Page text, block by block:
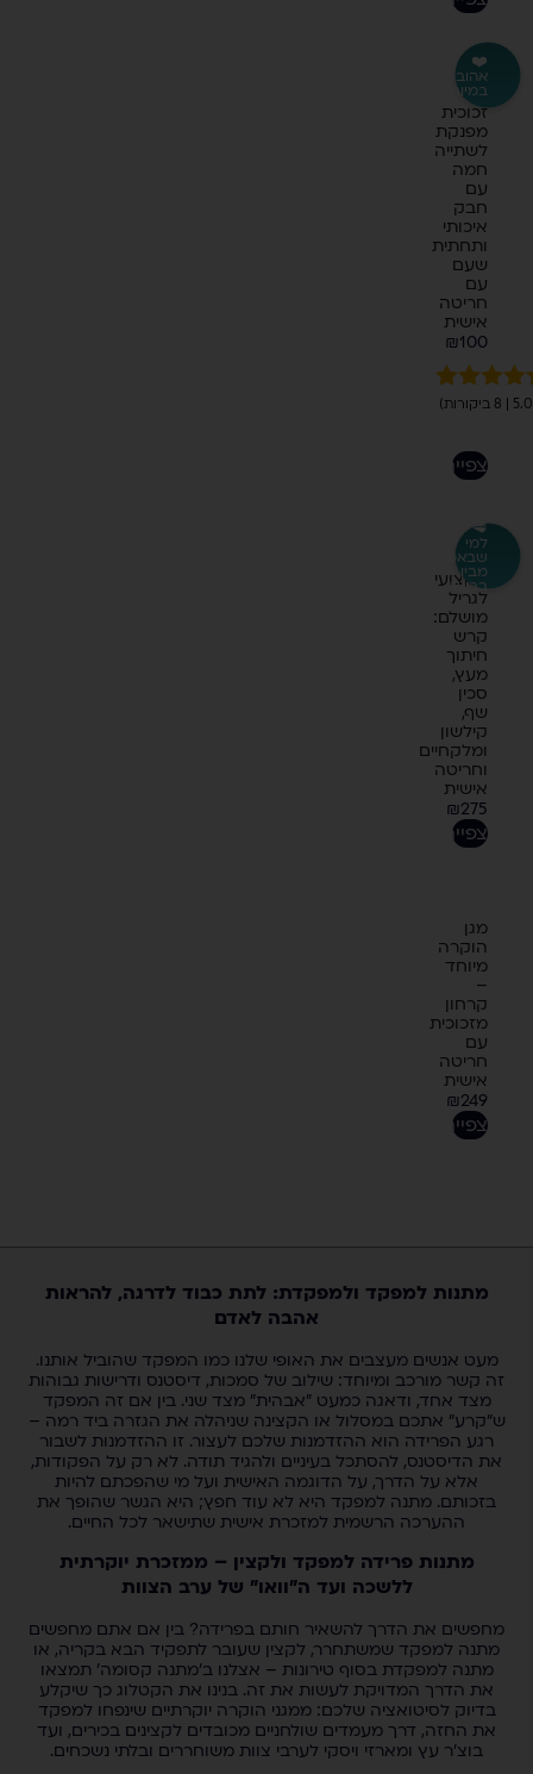
❤️
אהוב
במיוחד
כוס
זכוכית
מפנקת
לשתייה
חמה
עם
חבק
איכותי
ותחתית
שעם
עם
חריטה
אישית
₪100
5.00
מבוסס על
של
לצפייה
🥩
למי
שבאמת
מבין
בבשר
סט
מקצועי
לגריל
מושלם:
קרש
חיתוך
מעץ,
סכין
שף,
קילשון
ומלקחיים
וחריטה
אישית
₪275
לצפייה
מגן
הוקרה
מיוחד
–
קרחון
מזכוכית
עם
חריטה
אישית
₪249
לצפייה
מתנות למפקד ולמפקדת: לתת כבוד לדרגה, להראות
אהבה לאדם
מעט אנשים מעצבים את האופי שלנו כמו המפקד שהוביל אותנו.
זה קשר מורכב ומיוחד: שילוב של סמכות, דיסטנס ודרישות גבוהות
מצד אחד, ודאגה כמעט "אבהית" מצד שני. בין אם זה המפקד
ש"קרע" אתכם במסלול או הקצינה שניהלה את הגזרה ביד רמה –
רגע הפרידה הוא ההזדמנות שלכם לעצור. זו ההזדמנות לשבור
את הדיסטנס, להסתכל בעיניים ולהגיד תודה. לא רק על הפקודות,
אלא על הדרך, על הדוגמה האישית ועל מי שהפכתם להיות
בזכותם. מתנה למפקד היא לא עוד חפץ; היא הגשר שהופך את
ההערכה הרשמית למזכרת אישית שתישאר לכל החיים.
מתנות פרידה למפקד ולקצין – ממזכרת יוקרתית
ללשכה ועד ה"וואו" של ערב הצוות
מחפשים את הדרך להשאיר חותם בפרידה? בין אם אתם מחפשים
מתנה למפקד שמשתחרר, לקצין שעובר לתפקיד הבא בקריה, או
מתנה למפקדת בסוף טירונות – אצלנו ב'מתנה קסומה' תמצאו
את הדרך המדויקת לעשות את זה. בנינו את הקטלוג כך שיקלע
בדיוק לסיטואציה שלכם: ממגני הוקרה יוקרתיים שינפחו למפקד
את החזה, דרך מעמדים שולחניים מכובדים לקצינים בכירים, ועד
בוצ'ר עץ ומארזי ויסקי לערבי צוות משוחררים ובלתי נשכחים.